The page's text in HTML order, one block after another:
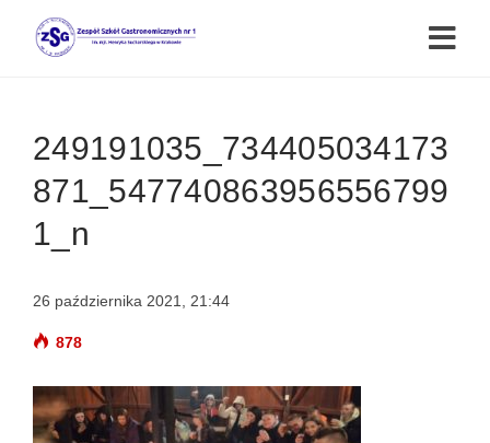
249191035_734405034173
871_547740863956556799
1_n
26 października 2021, 21:44
878